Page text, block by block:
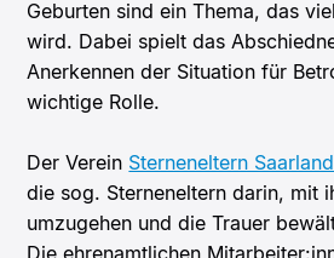
Geburten sind ein Thema, das
wird. Dabei spielt das
Anerkennen der Situation für
wichtige Rolle.
Der Verein Sterneneltern
die sog. Sterneneltern darin, mit
umzugehen und die Trauer
Die ehrenamtlichen